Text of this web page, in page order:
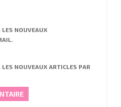
NOUVEAUX
NOUVEAUX ARTICLES PAR